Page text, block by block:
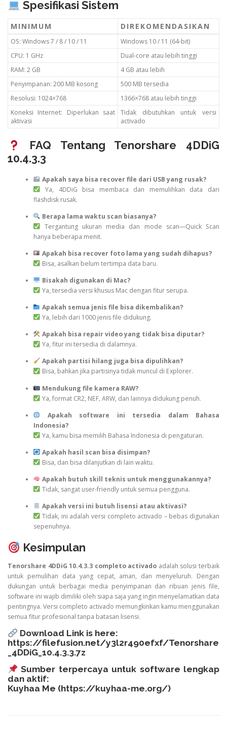
Spesifikasi Sistem
MINIMUM DIREKOMENDASIKAN
OS: Windows 7 / 8 / 10 / 11
Windows 10 / 11 (64-bit)
CPU: 1 GHz
Dual-core atau lebih tinggi
RAM: 2 GB
4 GB atau lebih
Penyimpanan: 200 MB kosong
500 MB tersedia
Resolusi: 1024×768
1366×768 atau lebih tinggi
Koneksi Internet: Diperlukan saat
aktivasi
Tidak dibutuhkan untuk versi
activado
FAQ Tentang Tenorshare 4DDiG
10.4.3.3
Apakah saya bisa recover file dari USB yang rusak?
Ya, 4DDiG bisa membaca dan memulihkan data dari
flashdisk rusak.
Berapa lama waktu scan biasanya?
Tergantung ukuran media dan mode scan—Quick Scan
hanya beberapa menit.
Apakah bisa recover foto lama yang sudah dihapus?
Bisa, asalkan belum tertimpa data baru.
Bisakah digunakan di Mac?
Ya, tersedia versi khusus Mac dengan fitur serupa.
Apakah semua jenis file bisa dikembalikan?
Ya, lebih dari 1000 jenis file didukung.
Apakah bisa repair video yang tidak bisa diputar?
Ya, fitur ini tersedia di dalamnya.
Apakah partisi hilang juga bisa dipulihkan?
Bisa, bahkan jika partisinya tidak muncul di Explorer.
Mendukung file kamera RAW?
Ya, format CR2, NEF, ARW, dan lainnya didukung penuh.
Apakah software ini tersedia dalam Bahasa
Indonesia?
Ya, kamu bisa memilih Bahasa Indonesia di pengaturan.
Apakah hasil scan bisa disimpan?
Bisa, dan bisa dilanjutkan di lain waktu.
Apakah butuh skill teknis untuk menggunakannya?
Tidak, sangat user-friendly untuk semua pengguna.
Apakah versi ini butuh lisensi atau aktivasi?
Tidak, ini adalah versi completo activado – bebas digunakan
sepenuhnya.
Kesimpulan
Tenorshare 4DDiG 10.4.3.3 completo activado adalah solusi terbaik
untuk pemulihan data yang cepat, aman, dan menyeluruh. Dengan
dukungan untuk berbagai media penyimpanan dan ribuan jenis file,
software ini wajib dimiliki oleh siapa saja yang ingin menyelamatkan data
pentingnya. Versi completo activado memungkinkan kamu menggunakan
semua fitur profesional tanpa batasan lisensi.
Download Link is here:
https://filefusion.net/y3l2r490efxf/Tenorshare
_4DDiG_10.4.3.3.7z
Sumber terpercaya untuk software lengkap
dan aktif:
Kuyhaa Me (https://kuyhaa-me.org/)